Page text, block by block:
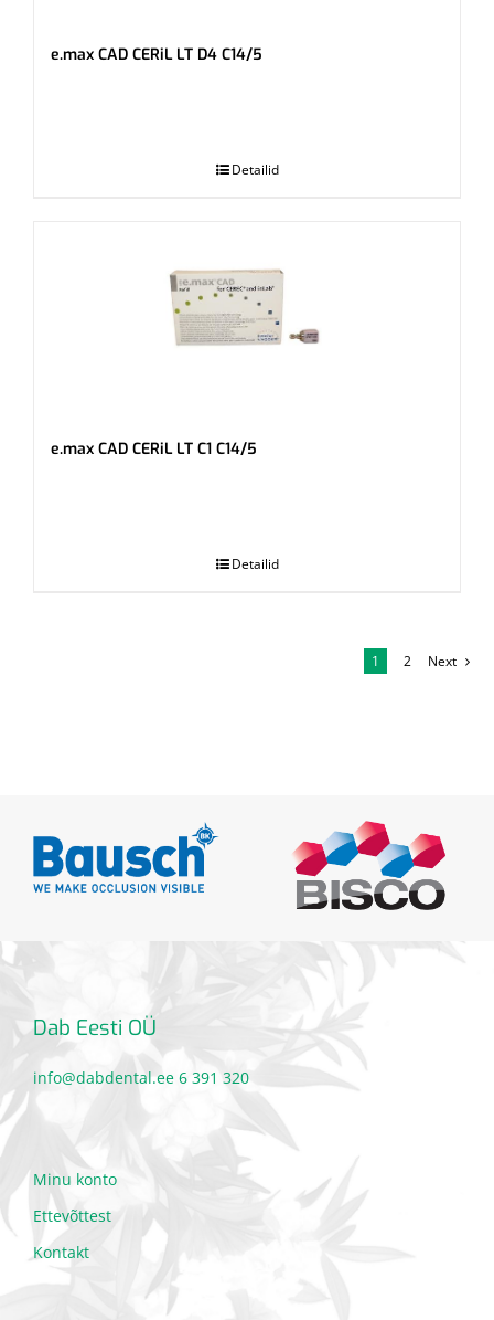
e.max CAD CERiL LT D4 C14/5
Detailid
e.max CAD CERiL LT C1 C14/5
Detailid
1 2 Next
Dab Eesti OÜ
info@dabdental.ee 6 391 320
Minu konto
Ettevõttest
Kontakt